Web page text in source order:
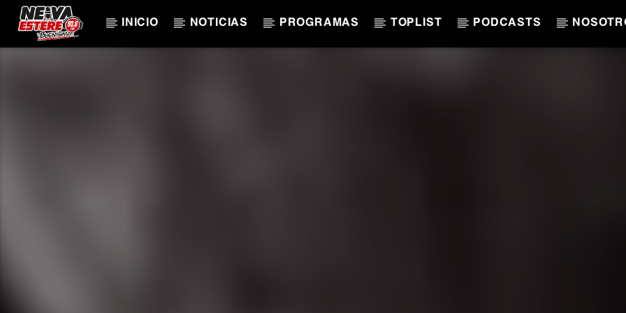
INICIO NOTICIAS PROGRAMAS TOPLIST PODCASTS